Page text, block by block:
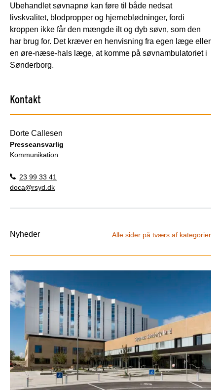
Ubehandlet søvnapnø kan føre til både nedsat
livskvalitet, blodpropper og hjerneblødninger, fordi
kroppen ikke får den mængde ilt og dyb søvn, som den
har brug for. Det kræver en henvisning fra egen læge eller
en øre-næse-hals læge, at komme på søvnambulatoriet i
Sønderborg.
Kontakt
Dorte Callesen
Presseansvarlig
Kommunikation
23 99 33 41
doca@rsyd.dk
Nyheder Alle sider på tværs af kategorier